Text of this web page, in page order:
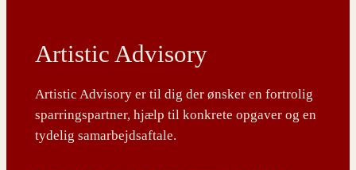
Artistic Advisory
Artistic Advisory er til dig der ønsker en fortrolig
sparringspartner, hjælp til konkrete opgaver og en
tydelig samarbejdsaftale.